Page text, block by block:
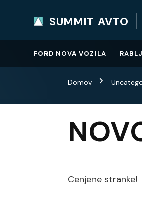
SUMMIT AVTO
SUMMIT AVTO
FORD NOVA VOZILA
Domov
Cenjene stranke!